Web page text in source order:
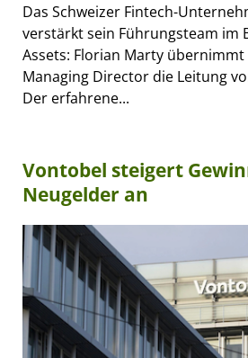
Das Schweizer Fintech-
verstärkt sein Führungsteam im
Assets: Florian Marty
Managing Director die Leitung
Der erfahrene...
Vontobel steigert
Neugelder an